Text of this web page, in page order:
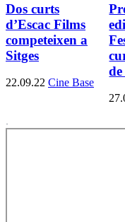
Dos curts
d’Escac Films
competeixen a
Sitges
22.09.22 Cine Base